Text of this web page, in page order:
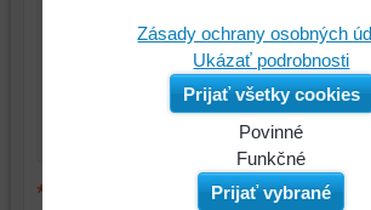
*
Zásady ochrany osobných
Ukázať podrobnosti
Prijať všetky cookies
Povinné
Funkčné
Prijať vybrané